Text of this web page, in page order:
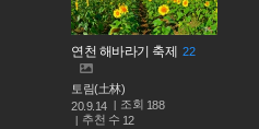
연천 해바라기 축제 22
토림(土林)
20.9.14
조회 188
추천 수 12